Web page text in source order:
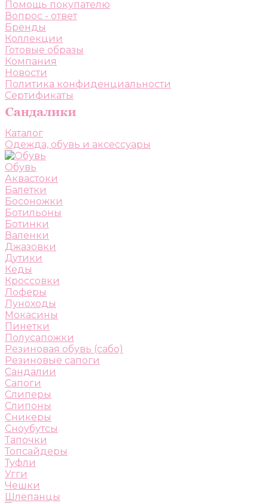
Помощь покупателю
Вопрос - ответ
Бренды
Коллекции
Готовые образы
Компания
Новости
Политика конфиденциальности
Сертификаты
Каталог
Одежда, обувь и аксессуары
Обувь
Аквастоки
Балетки
Босоножки
Ботильоны
Ботинки
Валенки
Джазовки
Дутики
Кеды
Кроссовки
Лоферы
Луноходы
Мокасины
Пинетки
Полусапожки
Резиновая обувь (сабо)
Резиновые сапоги
Сандалии
Сапоги
Слиперы
Слипоны
Сникеры
Сноубутсы
Тапочки
Топсайдеры
Туфли
Угги
Чешки
Шлепанцы